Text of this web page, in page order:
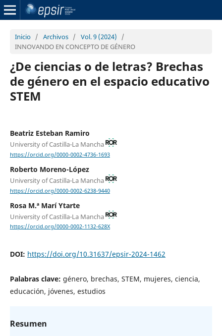
Inicio / Archivos / Vol. 9 (2024)
/
INNOVANDO EN CONCEPTO DE GÉNERO
¿De ciencias o de letras? Brechas
de género en el espacio educativo
STEM
Beatriz Esteban Ramiro
University of Castilla-La Mancha
https://orcid.org/0000-0002-4736-1693
Roberto Moreno-López
University of Castilla-La Mancha
https://orcid.org/0000-0002-6238-9440
Rosa M.ª Marí Ytarte
University of Castilla-La Mancha
https://orcid.org/0000-0002-1132-628X
DOI: https://doi.org/10.31637/epsir-2024-1462
Palabras clave: género, brechas, STEM, mujeres, ciencia,
educación, jóvenes, estudios
Resumen